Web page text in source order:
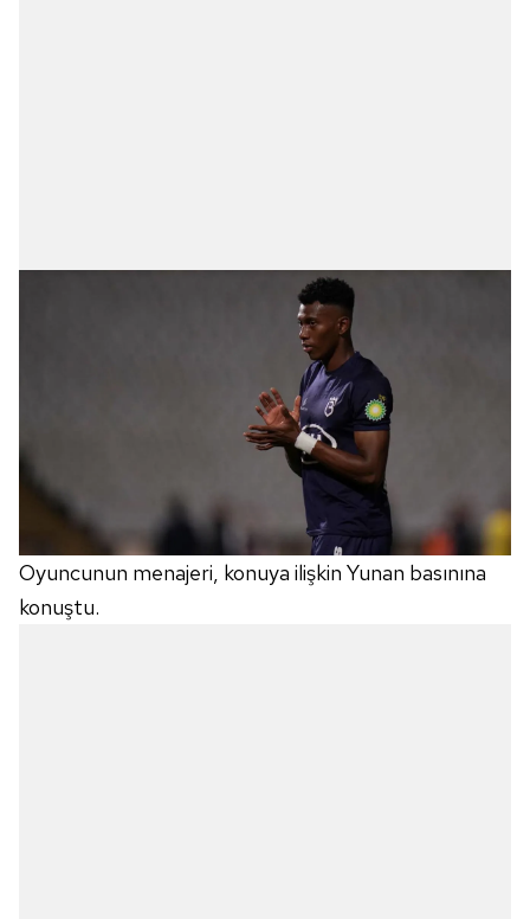
Oyuncunun menajeri, konuya ilişkin Yunan basınına
konuştu.